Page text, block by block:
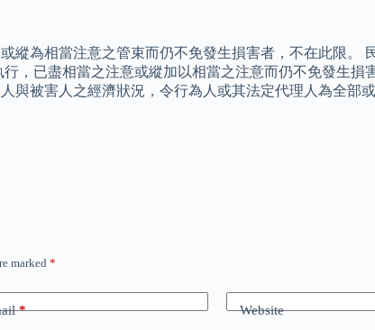
縱為相當注意之管束而仍不免發生損害者，不在此限。
，已盡相當之注意或縱加以相當之注意而仍不免發生
與被害人之經濟狀況，令行為人或其法定代理人為全部或
marked*
* Website